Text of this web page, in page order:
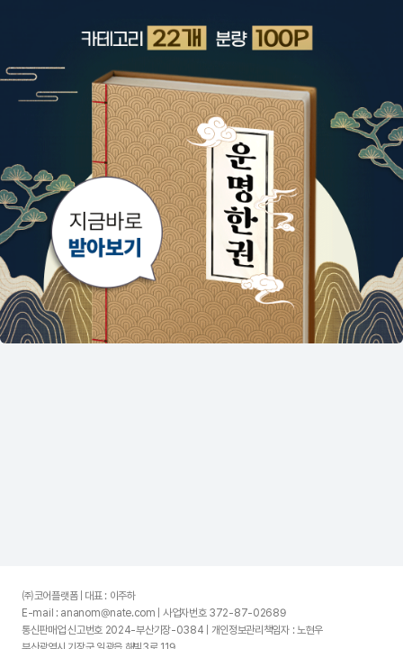
㈜코어플랫폼 | 대표 : 이주하
E-mail : ananom@nate.com | 사업자번호 372-87-02689
통신판매업 신고번호 2024-부산기장-0384 | 개인정보관리책임자 : 노현우